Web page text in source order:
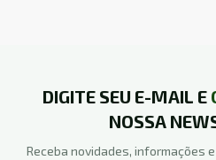
DIGITE SEU E-MAIL E
NOSSA
Receba novidades, informações